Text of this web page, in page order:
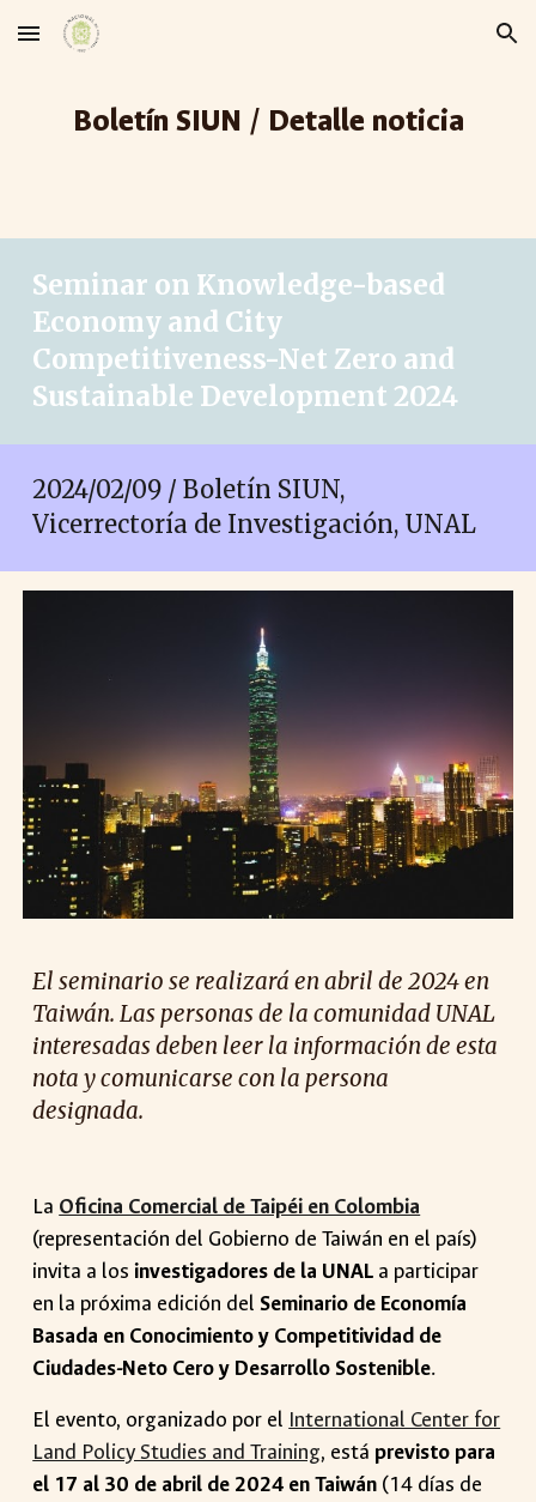
Skip to main content Skip to navigation
Boletín SIUN / Detalle noticia
Seminar on Knowledge-based
Economy and City
Competitiveness-Net Zero and
Sustainable Development 2024
2024/02/09 / Boletín SIUN,
Vicerrectoría de Investigación, UNAL
El seminario se realizará en abril de 2024 en
Taiwán. Las personas de la comunidad UNAL
interesadas deben leer la información de esta
nota y comunicarse con la persona
designada.
La Oficina Comercial de Taipéi en Colombia
(representación del Gobierno de Taiwán en el país)
invita a losinvestigadores de la UNAL a participar
en la próxima edición delSeminario de Economía
Basada en Conocimiento y Competitividad de
Ciudades-Neto Cero y Desarrollo Sostenible.
El evento, organizado por el International Center for
Land Policy Studies and Training, está previsto para
el 17 al 30 de abril de 2024 en Taiwán (14 días de